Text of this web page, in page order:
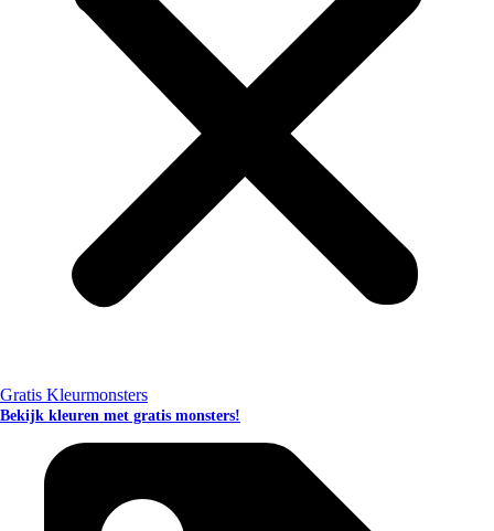
Gratis Kleurmonsters
Bekijk kleuren met gratis monsters!